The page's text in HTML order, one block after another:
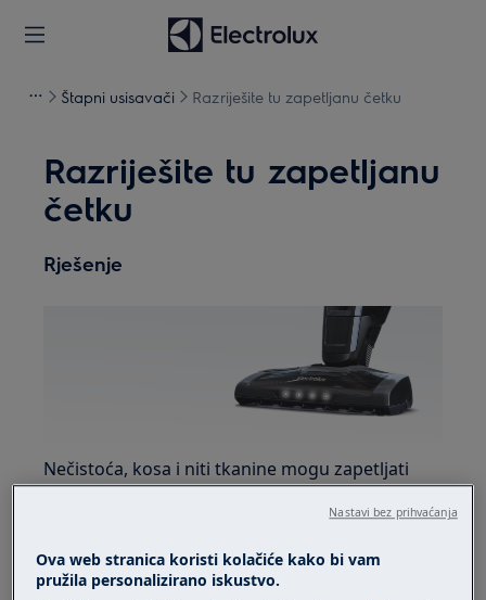
Štapni usisavači Razriješite tu zapetljanu četku
Razriješite tu zapetljanu
četku
Rješenje
Nečistoća, kosa i niti tkanine mogu zapetljati
četku na usisavaču. Slijedite kratki vodič ispod i
Ova web stranica koristi kolačiće kako bi vam
pružila personalizirano iskustvo.
Nastavi bez prihvaćanja